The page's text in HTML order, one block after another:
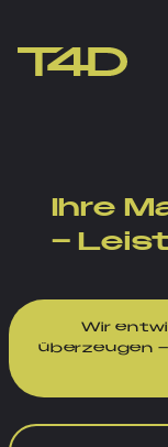
Ihre
–
Wir
überzeugen